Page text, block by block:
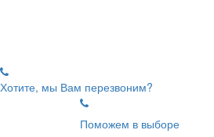
Хотите, мы Вам перезвоним?
Поможем в выборе